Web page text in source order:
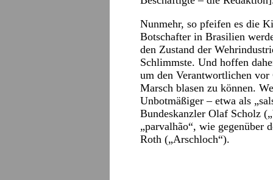
Nunmehr, so pfeifen es die
Botschafter in Brasilien
den Zustand der
Schlimmste. Und hoffen
um den Verantwortlichen vor
Marsch blasen zu können.
Unbotmäßiger – etwa als
Bundeskanzler Olaf Scholz
„parvalhão“, wie gegenüber
Roth („Arschloch“).